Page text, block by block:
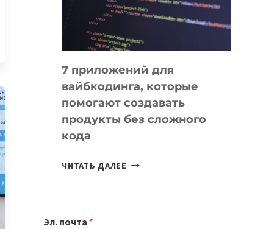
РАБОТЫ
7 приложений для
вайбкодинга, которые
помогают создавать
продукты без сложного
кода
ЧИТАТЬ ДАЛЕЕ
Эл. почта *